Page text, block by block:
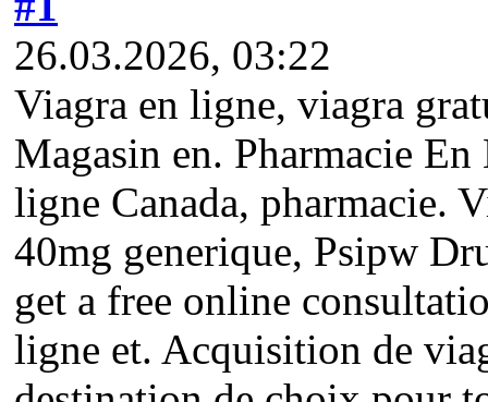
26.03.2026, 03:22
Viagra en ligne, viagra
Magasin en. Pharmacie
ligne Canada, pharmacie.
40mg generique, Psipw
get a free online
ligne et. Acquisition de